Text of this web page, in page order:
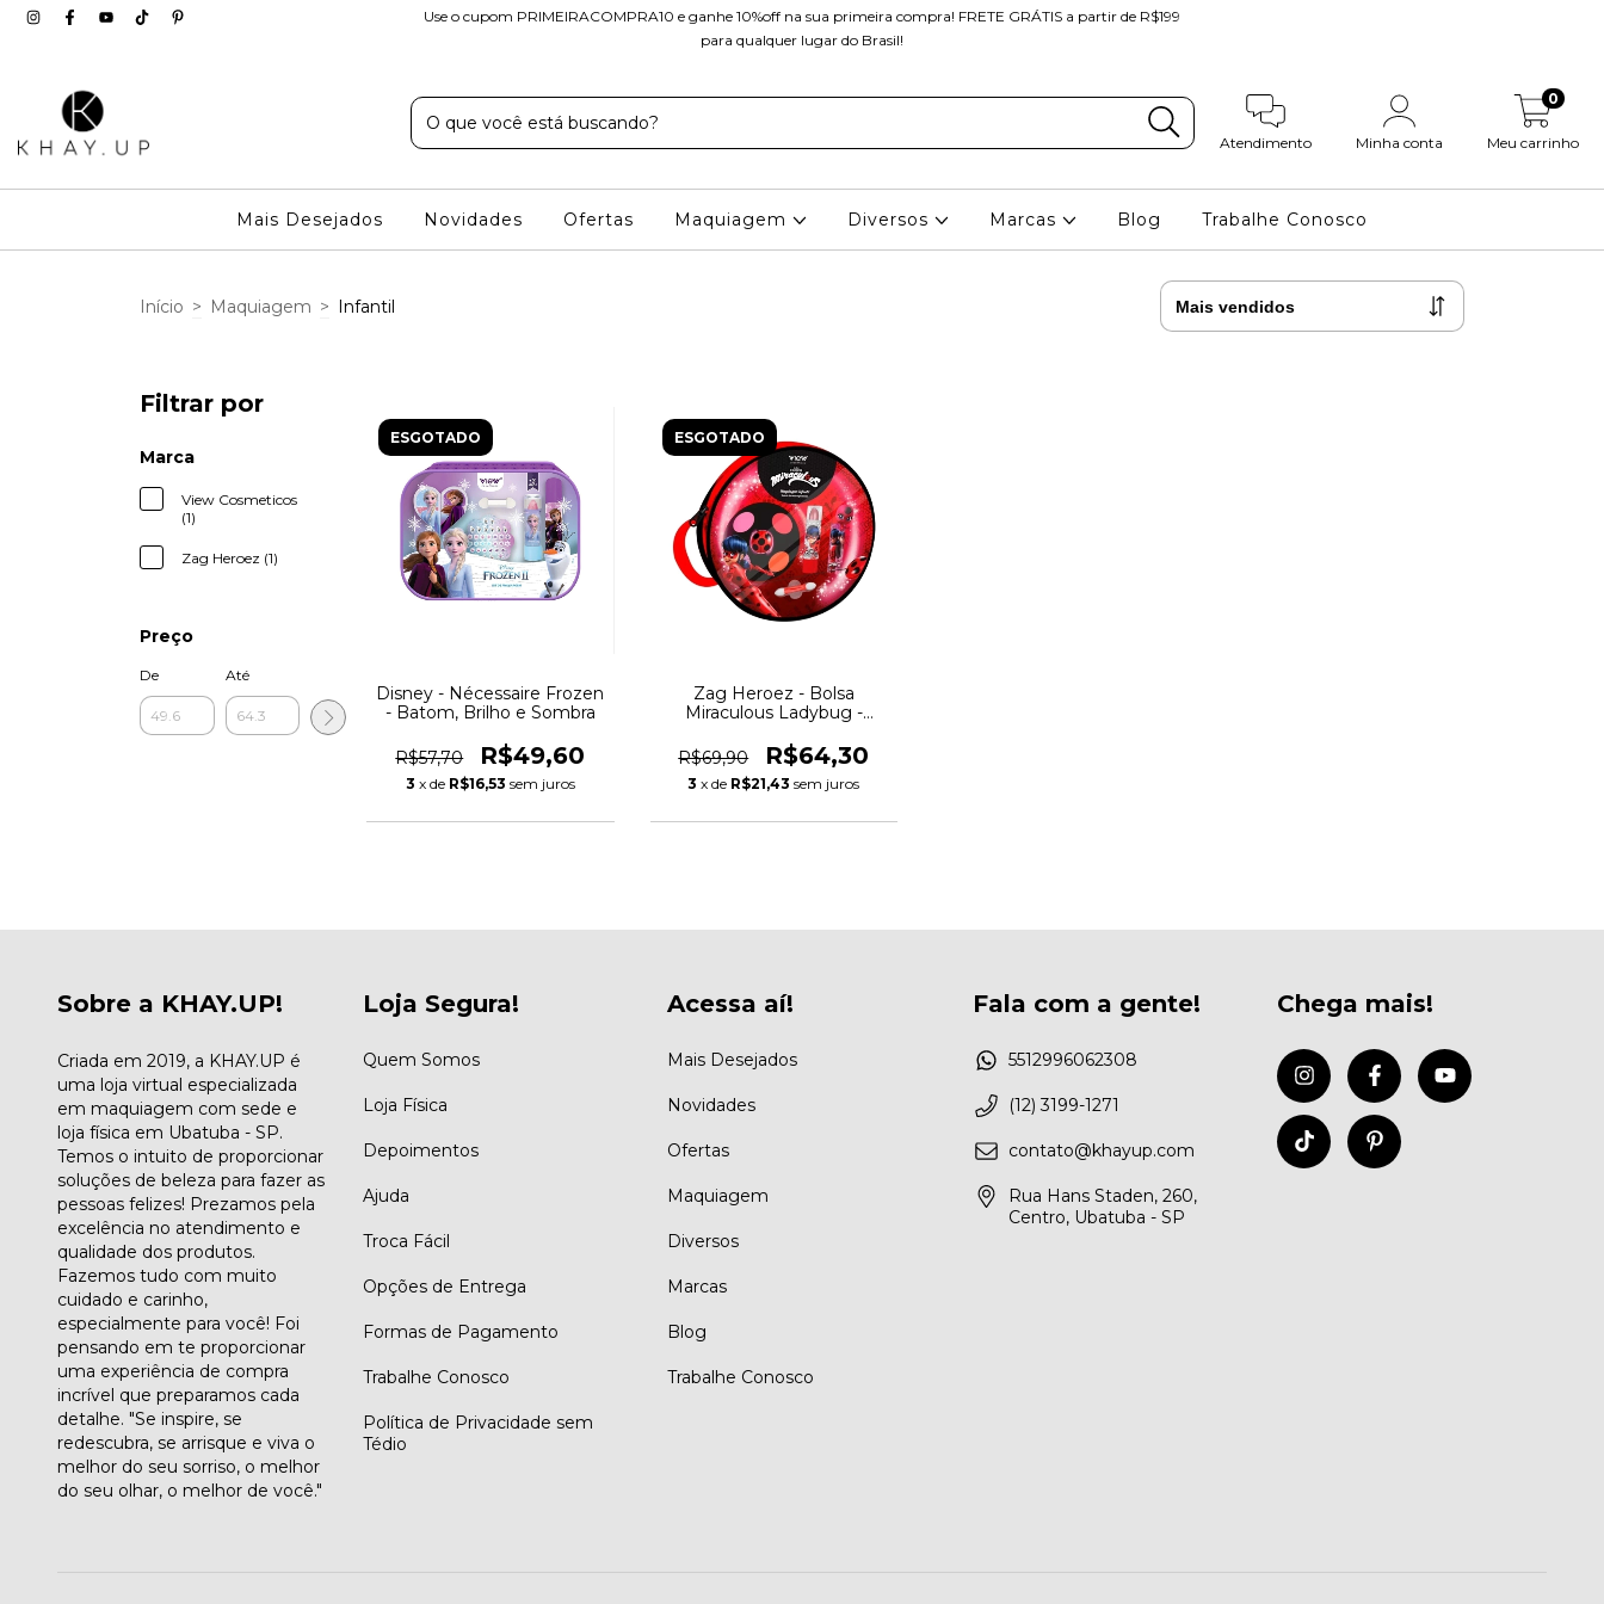
Use o cupom PRIMEIRACOMPRA10 e ganhe 10%off na sua primeira compra! FRETE GRÁTIS a partir de R$199
para qualquer lugar do Brasil!
Atendimento Minha conta Meu carrinho
0
Mais Desejados Novidades Ofertas Maquiagem Diversos Marcas Blog Trabalhe Conosco
Início > Maquiagem > Infantil
Filtrar por
Marca
View Cosmeticos
(1)
Zag Heroez (1)
Preço
De Até
ESGOTADO
Disney - Nécessaire Frozen
- Batom, Brilho e Sombra
R$57,70 R$49,60
3 x de R$16,53 sem juros
ESGOTADO
Zag Heroez - Bolsa
Miraculous Ladybug -
R$69,90
R$64,30
3 x de R$21,43 sem juros
Sobre a KHAY.UP!
Criada em 2019, a KHAY.UP é
uma loja virtual especializada
em maquiagem com sede e
loja física em Ubatuba - SP.
Temos o intuito de proporcionar
soluções de beleza para fazer as
pessoas felizes! Prezamos pela
excelência no atendimento e
qualidade dos produtos.
Fazemos tudo com muito
cuidado e carinho,
especialmente para você! Foi
pensando em te proporcionar
uma experiência de compra
incrível que preparamos cada
detalhe. "Se inspire, se
redescubra, se arrisque e viva o
melhor do seu sorriso, o melhor
do seu olhar, o melhor de você."
Loja Segura!
Quem Somos
Loja Física
Depoimentos
Ajuda
Troca Fácil
Opções de Entrega
Formas de Pagamento
Trabalhe Conosco
Política de Privacidade sem
Tédio
Acessa aí!
Mais Desejados
Novidades
Ofertas
Maquiagem
Diversos
Marcas
Blog
Trabalhe Conosco
Fala com a gente!
5512996062308
(12) 3199-1271
contato@khayup.com
Rua Hans Staden, 260,
Centro, Ubatuba - SP
Chega mais!